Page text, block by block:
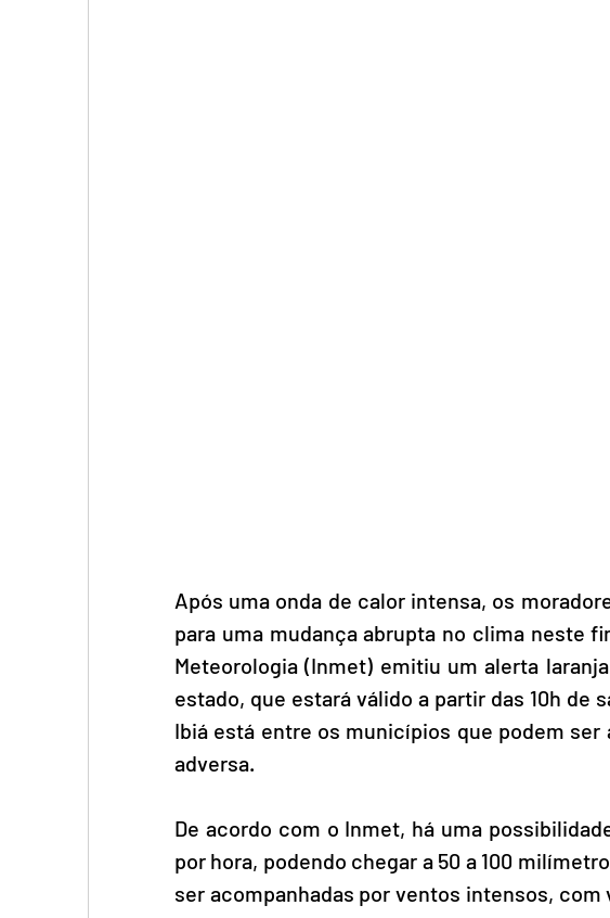
Após uma onda de calor intensa, os
para uma mudança abrupta no clima neste
Meteorologia (Inmet) emitiu um alerta
estado, que estará válido a partir das 10h de
Ibiá está entre os municípios que podem
adversa.
De acordo com o Inmet, há uma
por hora, podendo chegar a 50 a 100
ser acompanhadas por ventos intensos,